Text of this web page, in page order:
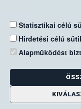
Statisztikai célú
Hirdetési célú
Alapműködést
E-